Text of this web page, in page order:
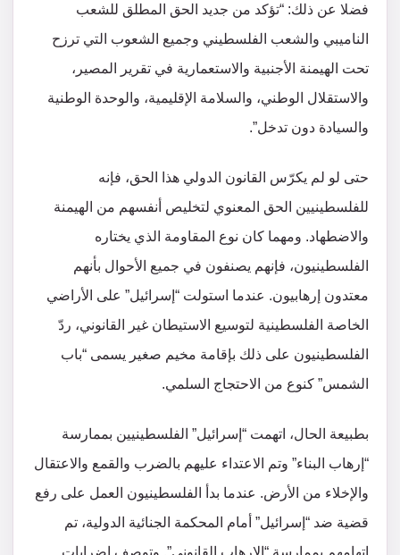
فضلا عن ذلك: “تؤكد من جديد الحق المطلق للشعب
الناميبي والشعب الفلسطيني وجميع الشعوب التي ترزح
تحت الهيمنة الأجنبية والاستعمارية في تقرير المصير،
والاستقلال الوطني، والسلامة الإقليمية، والوحدة الوطنية
والسيادة دون تدخل”.
حتى لو لم يكرّس القانون الدولي هذا الحق، فإنه
للفلسطينيين الحق المعنوي لتخليص أنفسهم من الهيمنة
والاضطهاد. ومهما كان نوع المقاومة الذي يختاره
الفلسطينيون، فإنهم يصنفون في جميع الأحوال بأنهم
معتدون إرهابيون. عندما استولت “إسرائيل” على الأراضي
الخاصة الفلسطينية لتوسيع الاستيطان غير القانوني، ردّ
الفلسطينيون على ذلك بإقامة مخيم صغير يسمى “باب
الشمس” كنوع من الاحتجاج السلمي.
بطبيعة الحال، اتهمت “إسرائيل” الفلسطينيين بممارسة
“إرهاب البناء” وتم الاعتداء عليهم بالضرب والقمع والاعتقال
والإخلاء من الأرض. عندما بدأ الفلسطينيون العمل على رفع
قضية ضد “إسرائيل” أمام المحكمة الجنائية الدولية، تم